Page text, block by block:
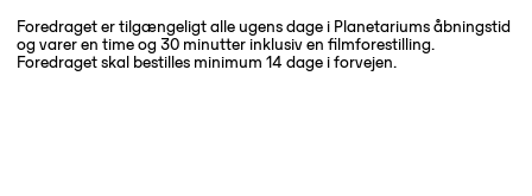
Foredraget er tilgængeligt alle ugens dage i Planetariums åbningstid
og varer en time og 30 minutter inklusiv en filmforestilling.
Foredraget skal bestilles minimum 14 dage i forvejen.